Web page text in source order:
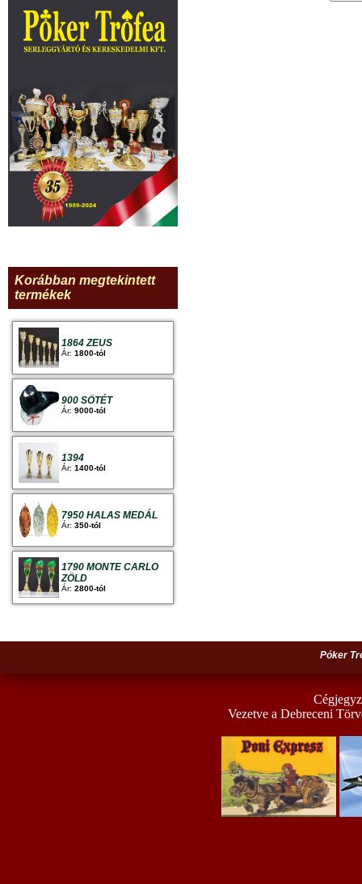
Korábban megtekintett
termékek
1864 ZEUS
Ár: 1800-tól
900 SÖTÉT
Ár: 9000-tól
1394
Ár: 1400-tól
7950 HALAS MEDÁL
Ár: 350-tól
1790 MONTE CARLO
ZÖLD
Ár: 2800-tól
Póker
Vezetve a Debreceni